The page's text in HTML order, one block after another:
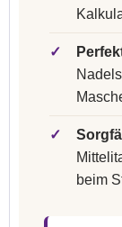
✓
✓
beim